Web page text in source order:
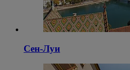
Сен-Луи